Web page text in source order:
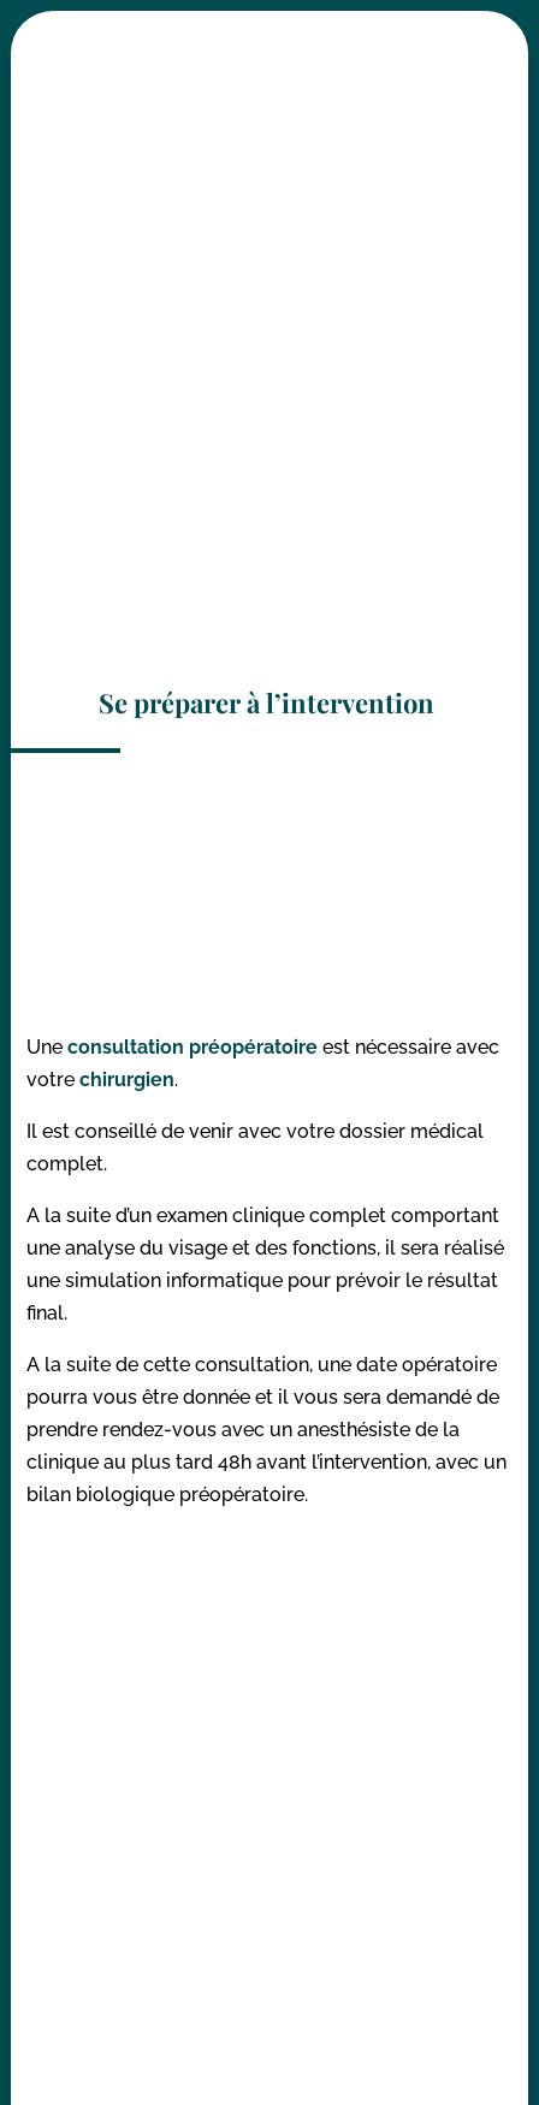
Se préparer à l’intervention
Uneconsultation préopératoire est nécessaire avec
votrechirurgien.
Il est conseillé de venir avec votre dossier médical
complet.
A la suite d’un examen clinique complet comportant
une analyse du visage et des fonctions, il sera réalisé
une simulation informatique pour prévoir le résultat
final.
A la suite de cette consultation, une date opératoire
pourra vous être donnée et il vous sera demandé de
prendre rendez-vous avec un anesthésiste de la
clinique au plus tard 48h avant l’intervention, avec un
bilan biologique préopératoire.